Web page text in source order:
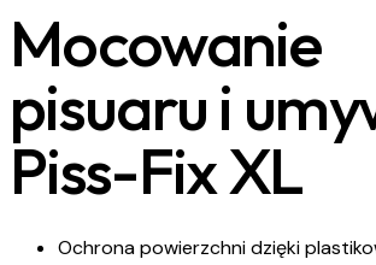
Mocowanie
pisuaru i
Piss-Fix XL
Ochrona powierzchni dzięki